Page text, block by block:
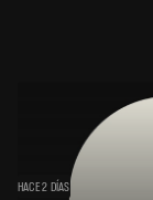
HACE 2 DÍAS